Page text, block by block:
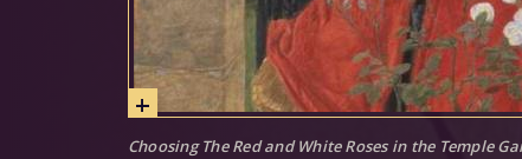
Choosing The Red and White Roses in the Temple